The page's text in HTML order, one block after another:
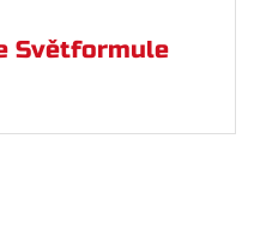
Světformule